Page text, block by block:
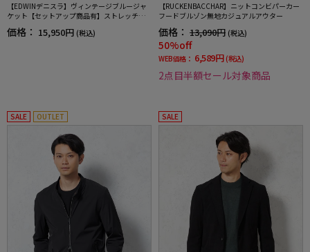
【EDWINデニスラ】ヴィンテージブルージャ
ケット【セットアップ商品有】ストレッチ無
地通年
価格： 15,950円 (税込)
【RUCKENBACCHAR】ニットコンビパーカー
フードブルゾン無地カジュアルアウター
価格： 13,090円 (税込)
50%off
WEB価格： 6,589円 (税込)
2点目半額セール対象商品
SALE OUTLET SALE